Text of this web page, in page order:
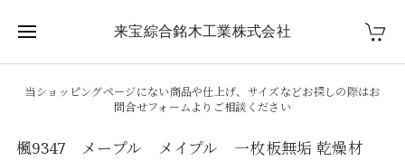
来宝綜合銘木工業株式会社
当ショッピングページにない商品や仕上げ、サイズなどお探しの際はお
問合せフォームよりご相談ください
楓9347 メープル メイプル 一枚板無垢 乾燥材